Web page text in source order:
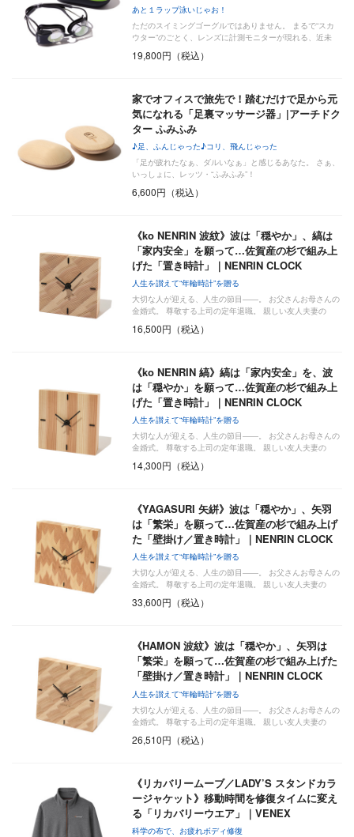
あと１ラップ泳いじゃお！
ただのスイミングゴーグルではありません。 まるで“スカ
ウター”のごとく、レンズに計測モニターが現れる、近未
19,800円（税込）
家でオフィスで旅先で！踏むだけで足から元
気になれる「足裏マッサージ器」|アーチドク
ター ふみふみ
♪足、ふんじゃった♪コリ、飛んじゃった
「足が疲れたなぁ、ダルいなぁ」と感じるあなた。 さぁ、
いっしょに、レッツ・“ふみふみ”！
6,600円（税込）
《ko NENRIN 波紋》波は「穏やか」、縞は
「家内安全」を願って…佐賀産の杉で組み上
げた「置き時計」｜NENRIN CLOCK
人生を讃えて“年輪時計”を贈る
大切な人が迎える、人生の節目――。 お父さんお母さんの
金婚式。 尊敬する上司の定年退職。 親しい友人夫妻の
16,500円（税込）
《ko NENRIN 縞》縞は「家内安全」を、波
は「穏やか」を願って…佐賀産の杉で組み上
げた「置き時計」｜NENRIN CLOCK
人生を讃えて“年輪時計”を贈る
大切な人が迎える、人生の節目――。 お父さんお母さんの
金婚式。 尊敬する上司の定年退職。 親しい友人夫妻の
14,300円（税込）
《YAGASURI 矢絣》波は「穏やか」、矢羽
は「繁栄」を願って…佐賀産の杉で組み上げ
た「壁掛け／置き時計」｜NENRIN CLOCK
人生を讃えて“年輪時計”を贈る
大切な人が迎える、人生の節目――。 お父さんお母さんの
金婚式。 尊敬する上司の定年退職。 親しい友人夫妻の
33,600円（税込）
《HAMON 波紋》波は「穏やか」、矢羽は
「繁栄」を願って…佐賀産の杉で組み上げた
「壁掛け／置き時計」｜NENRIN CLOCK
人生を讃えて“年輪時計”を贈る
大切な人が迎える、人生の節目――。 お父さんお母さんの
金婚式。 尊敬する上司の定年退職。 親しい友人夫妻の
26,510円（税込）
《リカバリームーブ／LADY’S スタンドカラ
ージャケット》移動時間を修復タイムに変え
る「リカバリーウエア」｜VENEX
科学の布で、お疲れボディ修復